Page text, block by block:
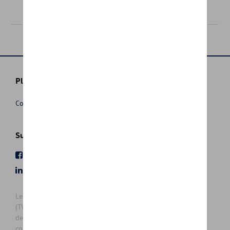
Plus d'informations
Conditions de vente
Suivez nous
Les prix affichés sur le présent site sont des prix recommandés
(TVAc), hors éventuels frais de montage. Pour connaitre le prix
de vente actuel et les éventuels frais de montage, veuillez
contacter votre concessionnaire/agent. Les prix recommandés